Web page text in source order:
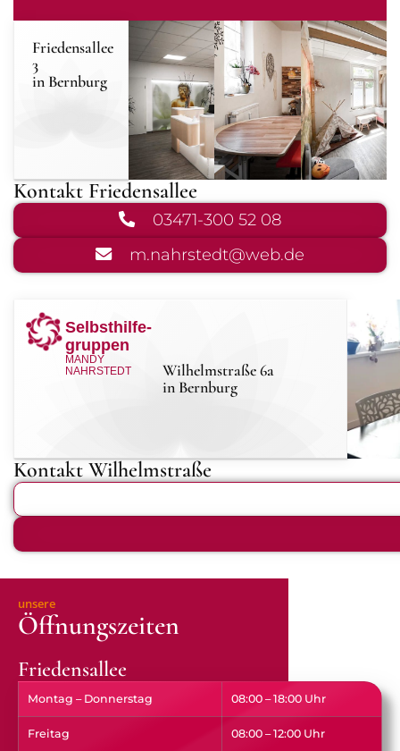
Friedensallee
3
in Bernburg
Kontakt Friedensallee
03471-300 52 08
m.nahrstedt@web.de
Selbsthilfe-
gruppen
MANDY
NAHRSTEDT
Wilhelmstraße 6a
in Bernburg
Kontakt Wilhelmstraße
unsere
Öffnungszeiten
Friedensallee
Montag – Donnerstag 08:00 – 18:00 Uhr
Freitag 08:00 – 12:00 Uhr